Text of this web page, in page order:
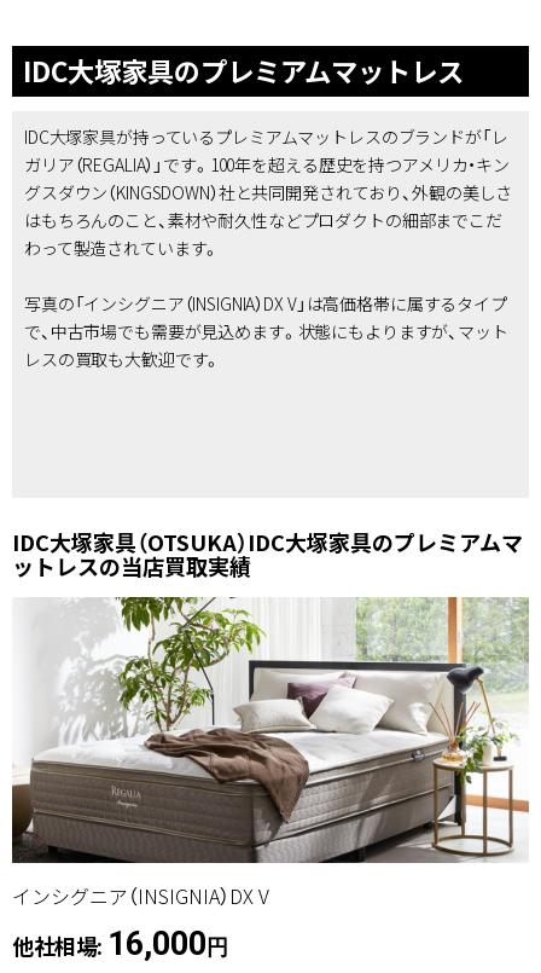
IDC大塚家具のプレミアムマットレス
IDC大塚家具が持っているプレミアムマットレスのブランドが「レ
ガリア（REGALIA）」です。100年を超える歴史を持つアメリカ・キン
グスダウン（KINGSDOWN）社と共同開発されており、外観の美しさ
はもちろんのこと、素材や耐久性などプロダクトの細部までこだ
わって製造されています。
写真の「インシグニア（INSIGNIA）DX V」は高価格帯に属するタイプ
で、中古市場でも需要が見込めます。状態にもよりますが、マット
レスの買取も大歓迎です。
IDC大塚家具（OTSUKA）IDC大塚家具のプレミアムマ
ットレスの当店買取実績
インシグニア（INSIGNIA）DX V
他社相場: 16,000円